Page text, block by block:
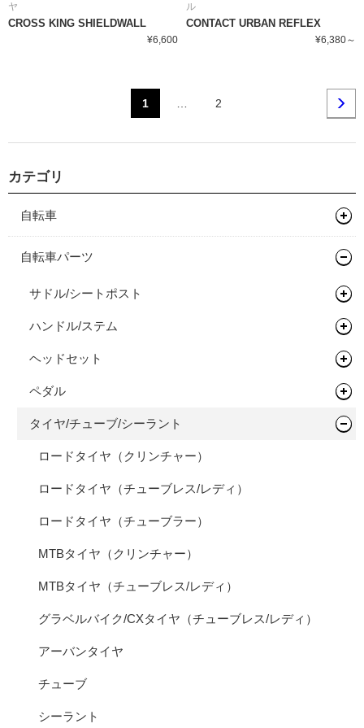
ヤ
CROSS KING SHIELDWALL
¥6,600
ル
CONTACT URBAN REFLEX
¥6,380～
1 2
カテゴリ
自転車
マウンテンバイク
オールロードバイク
自転車パーツ
サドル/シートポスト
サドル
シートポスト
ハンドル/ステム
ドロップバー
フラットバー
ステム
ライザーバー
TTバー（エクステンションバー）
ヘッドセット
ヘッドセット
関連パーツ
ペダル
フラットペダル
ビンディングペダル
タイヤ/チューブ/シーラント
ロードタイヤ（クリンチャー）
ロードタイヤ（チューブレス/レディ）
ロードタイヤ（チューブラー）
MTBタイヤ（クリンチャー）
MTBタイヤ（チューブレス/レディ）
グラベルバイク/CXタイヤ（チューブレス/レディ）
アーバンタイヤ
チューブ
シーラント